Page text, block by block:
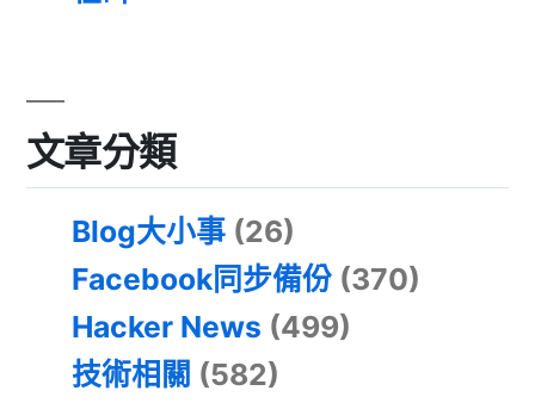
文章分類
Blog大小事 (26)
Facebook同步備份 (370)
Hacker News (499)
技術相關 (582)